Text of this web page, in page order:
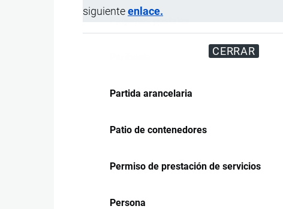
siguienteenlace.
CERRAR
Partida arancelaria
Patio de contenedores
Permiso de prestación de servicios
Persona